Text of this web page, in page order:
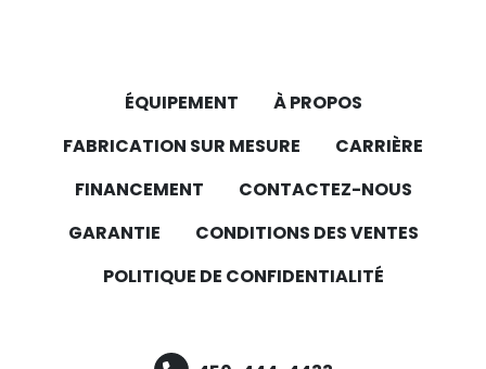
ÉQUIPEMENT
À PROPOS
FABRICATION SUR MESURE
CARRIÈRE
FINANCEMENT
CONTACTEZ-NOUS
GARANTIE
CONDITIONS DES VENTES
POLITIQUE DE CONFIDENTIALITÉ